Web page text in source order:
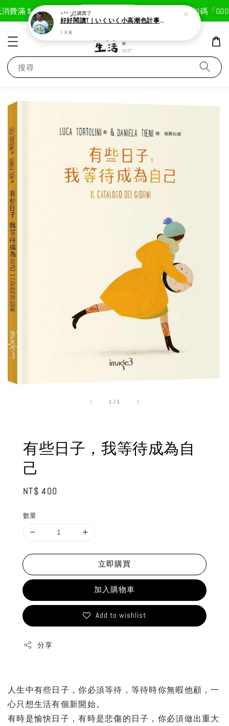
費滿＄1800免運費 現在去購物！ 首次註冊輸入折扣碼「
搜尋
1 / 1
有些日子，我等待成為自
己
Regular
NT$ 400
數量
立即購買
加入購物車
Add to wishlist
分享
人生中有些日子，你必須等待，等待時你無暇他顧，一
心只想生活有個新開始。
有時是愉快日子，有時是悲傷的日子，你必須做出重大
⋆** ༘已購買了
好好閱讀T｜いくいく小高潮色計事務所X好好生活書店聯名款
3 天前